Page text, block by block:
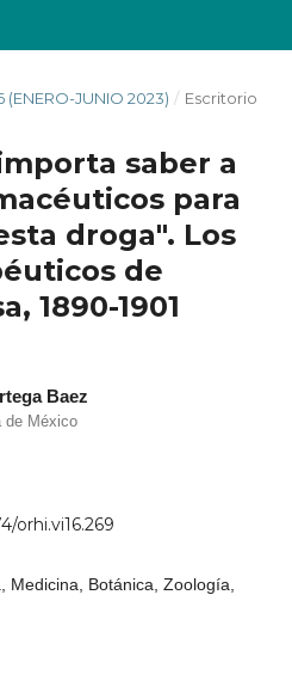
(ENERO-JUNIO 2023) / Escritorio
saber a
para
droga". Los
de
1890-1901
Baez
de México
orhi.vi16.269
Medicina, Botánica, Zoología,